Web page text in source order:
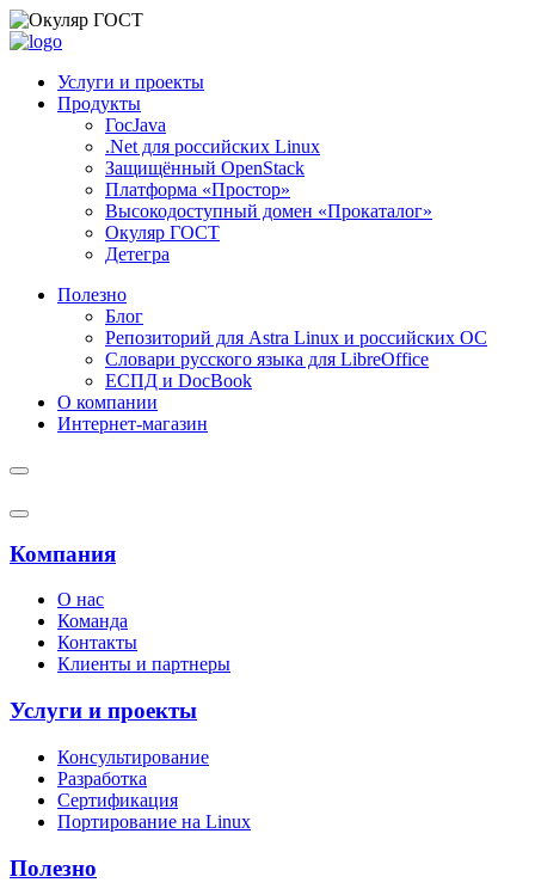
Услуги и проекты
Продукты
ГосJava
.Net для российских Linux
Защищённый OpenStack
Платформа «Простор»
Высокодоступный домен «Прокаталог»
Окуляр ГОСТ
Детегра
Полезно
Блог
Репозиторий для Astra Linux и российских ОС
Словари русского языка для LibreOffice
ЕСПД и DocBook
О компании
Интернет-магазин
Компания
О нас
Команда
Контакты
Клиенты и партнеры
Услуги и проекты
Консультирование
Разработка
Сертификация
Портирование на Linux
Полезно